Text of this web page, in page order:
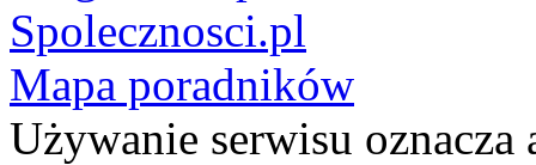
Spolecznosci.pl
Mapa poradników
Używanie serwisu oznacza